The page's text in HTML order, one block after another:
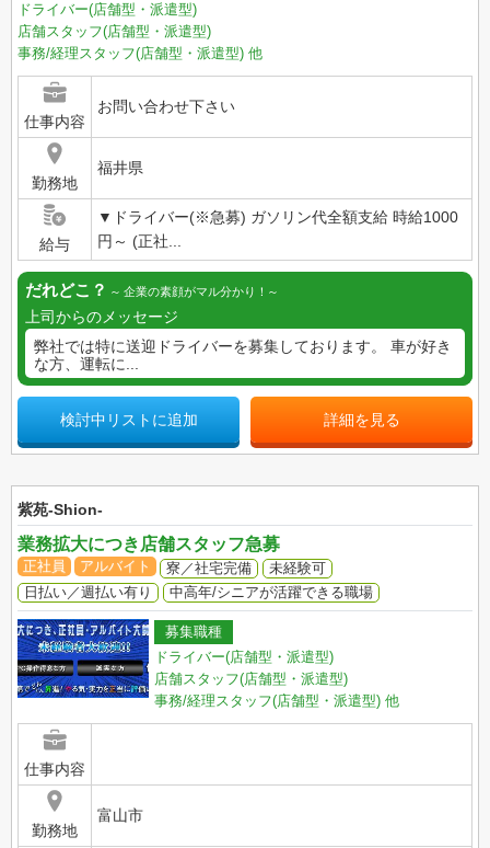
ドライバー(店舗型・派遣型)
店舗スタッフ(店舗型・派遣型)
事務/経理スタッフ(店舗型・派遣型) 他
仕事内容
お問い合わせ下さい
勤務地
福井県
給与
▼ドライバー(※急募) ガソリン代全額支給 時給1000
円～ (正社...
だれどこ？ 企業の素顔がマル分かり！
上司からのメッセージ
弊社では特に送迎ドライバーを募集しております。 車が好き
な方、運転に...
検討中リストに追加 詳細を見る
紫苑-Shion-
業務拡大につき店舗スタッフ急募
正社員 アルバイト 寮／社宅完備
未経験可
日払い／週払い有り
中高年/シニアが活躍できる職場
募集職種
ドライバー(店舗型・派遣型)
店舗スタッフ(店舗型・派遣型)
事務/経理スタッフ(店舗型・派遣型) 他
仕事内容
勤務地
富山市